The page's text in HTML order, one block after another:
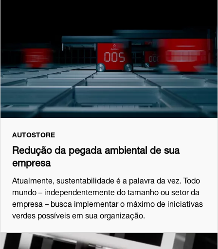
AUTOSTORE
Redução da pegada ambiental de sua
empresa
Atualmente, sustentabilidade é a palavra da vez. Todo
mundo – independentemente do tamanho ou setor da
empresa – busca implementar o máximo de iniciativas
verdes possíveis em sua organização.